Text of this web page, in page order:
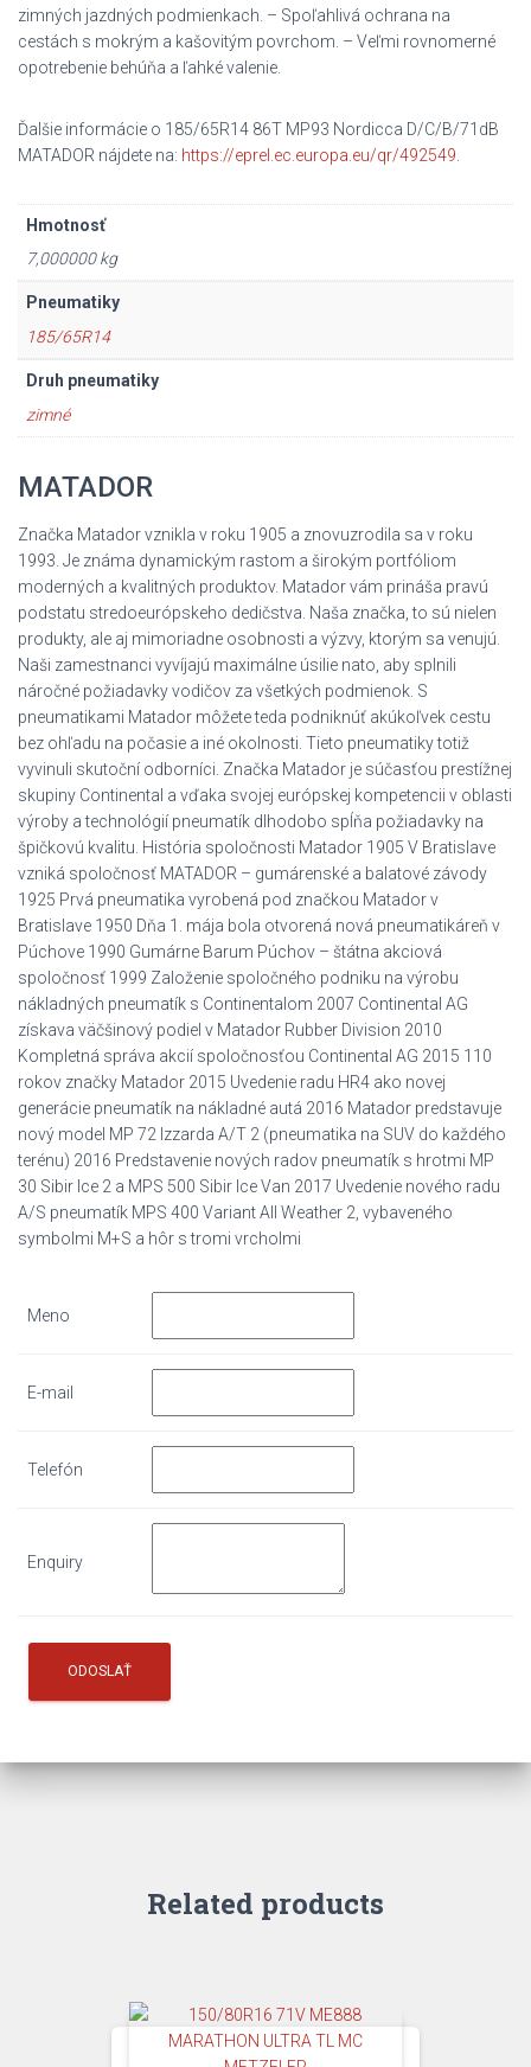
zimných jazdných podmienkach. – Spoľahlivá ochrana na
cestách s mokrým a kašovitým povrchom. – Veľmi rovnomerné
opotrebenie behúňa a ľahké valenie.
Ďalšie informácie o 185/65R14 86T MP93 Nordicca D/C/B/71dB
MATADOR nájdete na: https://eprel.ec.europa.eu/qr/492549
Hmotnosť
7,000000 kg
Pneumatiky
185/65R14
Druh pneumatiky
zimné
MATADOR
Značka Matador vznikla v roku 1905 a znovuzrodila sa v roku
1993. Je známa dynamickým rastom a širokým portfóliom
moderných a kvalitných produktov. Matador vám prináša pravú
podstatu stredoeurópskeho dedičstva. Naša značka, to sú nielen
produkty, ale aj mimoriadne osobnosti a výzvy, ktorým sa venujú.
Naši zamestnanci vyvíjajú maximálne úsilie nato, aby splnili
náročné požiadavky vodičov za všetkých podmienok. S
pneumatikami Matador môžete teda podniknúť akúkoľvek cestu
bez ohľadu na počasie a iné okolnosti. Tieto pneumatiky totiž
vyvinuli skutoční odborníci. Značka Matador je súčasťou prestížnej
skupiny Continental a vďaka svojej európskej kompetencii v oblasti
výroby a technológií pneumatík dlhodobo spĺňa požiadavky na
špičkovú kvalitu. História spoločnosti Matador 1905 V Bratislave
vzniká spoločnosť MATADOR – gumárenské a balatové závody
1925 Prvá pneumatika vyrobená pod značkou Matador v
Bratislave 1950 Dňa 1. mája bola otvorená nová pneumatikáreň v
Púchove 1990 Gumárne Barum Púchov – štátna akciová
spoločnosť 1999 Založenie spoločného podniku na výrobu
nákladných pneumatík s Continentalom 2007 Continental AG
získava väčšinový podiel v Matador Rubber Division 2010
Kompletná správa akcií spoločnosťou Continental AG 2015 110
rokov značky Matador 2015 Uvedenie radu HR4 ako novej
generácie pneumatík na nákladné autá 2016 Matador predstavuje
nový model MP 72 Izzarda A/T 2 (pneumatika na SUV do každého
terénu) 2016 Predstavenie nových radov pneumatík s hrotmi MP
30 Sibir Ice 2 a MPS 500 Sibir Ice Van 2017 Uvedenie nového radu
A/S pneumatík MPS 400 Variant All Weather 2, vybaveného
symbolmi M+S a hôr s tromi vrcholmi
Meno
E-mail
Telefón
Enquiry
Related products